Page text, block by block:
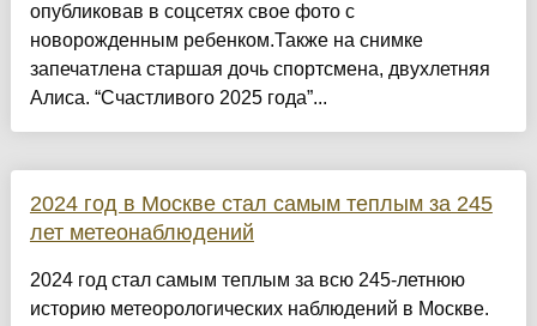
опубликовав в соцсетях свое фото с
новорожденным ребенком.Также на снимке
запечатлена старшая дочь спортсмена, двухлетняя
Алиса. “Счастливого 2025 года”...
2024 год в Москве стал самым теплым за 245
лет метеонаблюдений
2024 год стал самым теплым за всю 245-летнюю
историю метеорологических наблюдений в Москве.